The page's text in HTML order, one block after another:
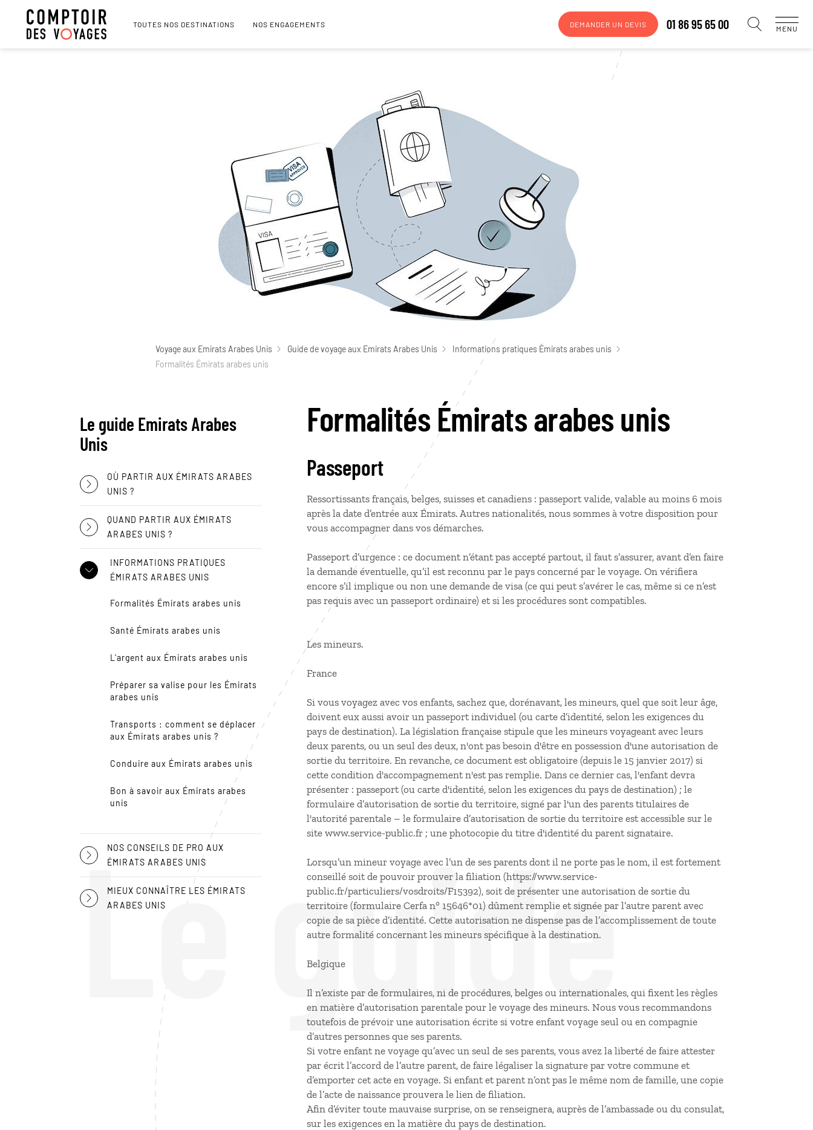
TOUTES NOS DESTINATIONS NOS ENGAGEMENTS DEMANDER UN DEVIS 01 86 95 65 00 MENU
Voyage aux Emirats Arabes Unis Guide de voyage aux Emirats Arabes Unis
Informations pratiques Émirats arabes unis
Formalités Émirats arabes unis
Le guide
Le guide Emirats Arabes
Unis
OÙ PARTIR AUX ÉMIRATS ARABES
UNIS ?
QUAND PARTIR AUX ÉMIRATS
ARABES UNIS ?
INFORMATIONS PRATIQUES
ÉMIRATS ARABES UNIS
Formalités Émirats arabes unis
Santé Émirats arabes unis
L'argent aux Émirats arabes unis
Préparer sa valise pour les Émirats
arabes unis
Transports : comment se déplacer
aux Émirats arabes unis ?
Conduire aux Émirats arabes unis
Bon à savoir aux Émirats arabes
unis
NOS CONSEILS DE PRO AUX
ÉMIRATS ARABES UNIS
MIEUX CONNAÎTRE LES ÉMIRATS
ARABES UNIS
Formalités Émirats arabes unis
Passeport
Ressortissants français, belges, suisses et canadiens : passeport valide, valable au moins 6 mois
après la date d’entrée aux Émirats. Autres nationalités, nous sommes à votre disposition pour
vous accompagner dans vos démarches.
Passeport d’urgence : ce document n’étant pas accepté partout, il faut s’assurer, avant d’en faire
la demande éventuelle, qu’il est reconnu par le pays concerné par le voyage. On vérifiera
encore s’il implique ou non une demande de visa (ce qui peut s’avérer le cas, même si ce n’est
pas requis avec un passeport ordinaire) et si les procédures sont compatibles.
Les mineurs.
France
Si vous voyagez avec vos enfants, sachez que, dorénavant, les mineurs, quel que soit leur âge,
doivent eux aussi avoir un passeport individuel (ou carte d’identité, selon les exigences du
pays de destination). La législation française stipule que les mineurs voyageant avec leurs
deux parents, ou un seul des deux, n'ont pas besoin d'être en possession d'une autorisation de
sortie du territoire. En revanche, ce document est obligatoire (depuis le 15 janvier 2017) si
cette condition d'accompagnement n'est pas remplie. Dans ce dernier cas, l'enfant devra
présenter : passeport (ou carte d'identité, selon les exigences du pays de destination) ; le
formulaire d’autorisation de sortie du territoire, signé par l'un des parents titulaires de
l'autorité parentale – le formulaire d’autorisation de sortie du territoire est accessible sur le
site www.service-public.fr ; une photocopie du titre d'identité du parent signataire.
Lorsqu’un mineur voyage avec l’un de ses parents dont il ne porte pas le nom, il est fortement
conseillé soit de pouvoir prouver la filiation (https://www.service-
public.fr/particuliers/vosdroits/F15392), soit de présenter une autorisation de sortie du
territoire (formulaire Cerfa n° 15646*01) dûment remplie et signée par l’autre parent avec
copie de sa pièce d’identité. Cette autorisation ne dispense pas de l’accomplissement de toute
autre formalité concernant les mineurs spécifique à la destination.
Belgique
Il n’existe par de formulaires, ni de procédures, belges ou internationales, qui fixent les règles
en matière d’autorisation parentale pour le voyage des mineurs. Nous vous recommandons
toutefois de prévoir une autorisation écrite si votre enfant voyage seul ou en compagnie
d’autres personnes que ses parents.
Si votre enfant ne voyage qu’avec un seul de ses parents, vous avez la liberté de faire attester
par écrit l’accord de l’autre parent, de faire légaliser la signature par votre commune et
d’emporter cet acte en voyage. Si enfant et parent n’ont pas le même nom de famille, une copie
de l’acte de naissance prouvera le lien de filiation.
Afin d’éviter toute mauvaise surprise, on se renseignera, auprès de l’ambassade ou du consulat,
sur les exigences en la matière du pays de destination.